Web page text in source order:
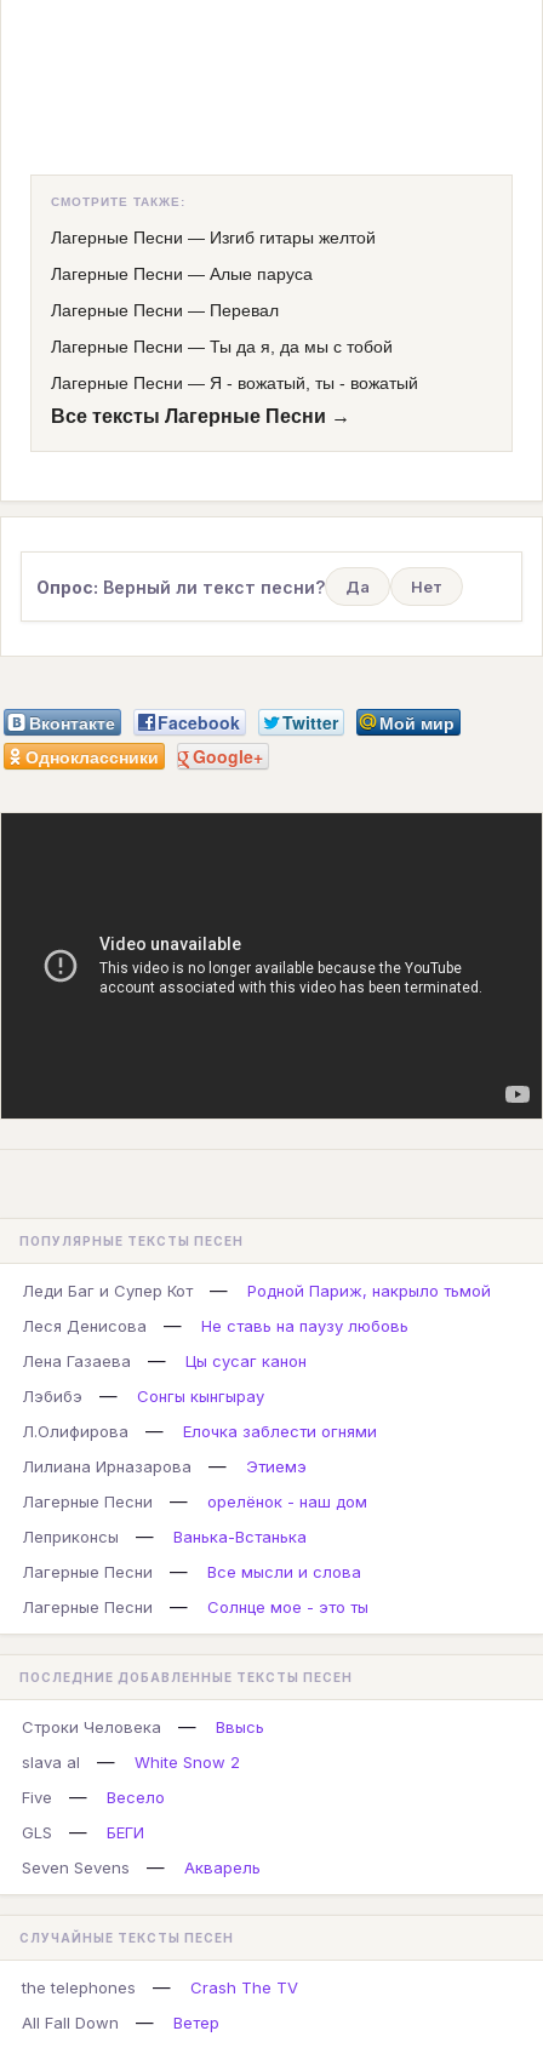
СМОТРИТЕ ТАКЖЕ:
Лагерные Песни — Изгиб гитары желтой
Лагерные Песни — Алые паруса
Лагерные Песни — Перевал
Лагерные Песни — Ты да я, да мы с тобой
Лагерные Песни — Я - вожатый, ты - вожатый
Все тексты Лагерные Песни →
Опрос: Верный ли текст песни? Да Нет
Вконтакте Facebook Twitter
Мой мир
Одноклассники
Google+
ПОПУЛЯРНЫЕ ТЕКСТЫ ПЕСЕН
Леди Баг и Супер Кот —
Родной Париж, накрыло тьмой
Леся Денисова
—
Не ставь на паузу любовь
Лена Газаева
—
Цы сусаг канон
Лэбибэ
—
Сонгы кынгырау
Л.Олифирова
—
Елочка заблести огнями
Лилиана Ирназарова
—
Этиемэ
Лагерные Песни
—
орелёнок - наш дом
Леприконсы
—
Ванька-Встанька
Лагерные Песни
—
Все мысли и слова
Лагерные Песни
— Солнце мое - это ты
ПОСЛЕДНИЕ ДОБАВЛЕННЫЕ ТЕКСТЫ ПЕСЕН
Строки Человека —
Ввысь
slava al
—
White Snow 2
Five
—
Весело
GLS
—
БЕГИ
Seven Sevens
— Акварель
СЛУЧАЙНЫЕ ТЕКСТЫ ПЕСЕН
the telephones —
Crash The TV
All Fall Down
— Ветер